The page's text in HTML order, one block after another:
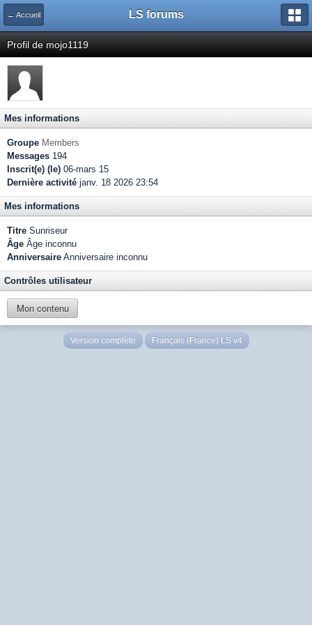
← Accueil LS forums
Profil de mojo1119
Mes informations
Groupe Members
Messages 194
Inscrit(e) (le) 06-mars 15
Dernière activité janv. 18 2026 23:54
Mes informations
Titre Sunriseur
Âge Âge inconnu
Anniversaire Anniversaire inconnu
Contrôles utilisateur
Mon contenu
Version complète Français (France) LS v4